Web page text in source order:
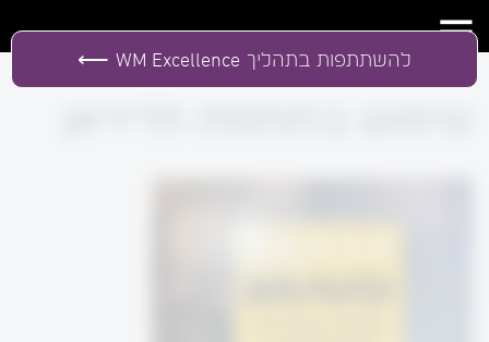
להשתתפות בתהליך WM Excellence